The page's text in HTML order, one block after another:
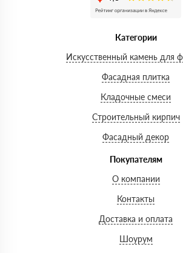
Категории
Искусственный камень для
Фасадная плитка
Кладочные смеси
Строительный кирпич
Фасадный декор
Покупателям
О компании
Контакты
Доставка и оплата
Шоурум